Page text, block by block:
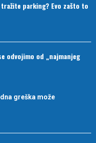
parking? Evo zašto to
odvojimo od „najmanjeg
greška može